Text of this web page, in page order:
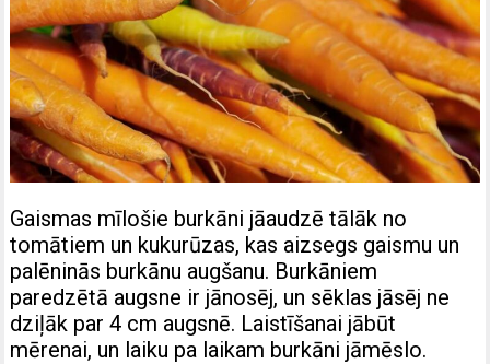
Gaismas mīlošie burkāni jāaudzē tālāk no
tomātiem un kukurūzas, kas aizsegs gaismu un
palēninās burkānu augšanu. Burkāniem
paredzētā augsne ir jānosēj, un sēklas jāsēj ne
dziļāk par 4 cm augsnē. Laistīšanai jābūt
mērenai, un laiku pa laikam burkāni jāmēslo.